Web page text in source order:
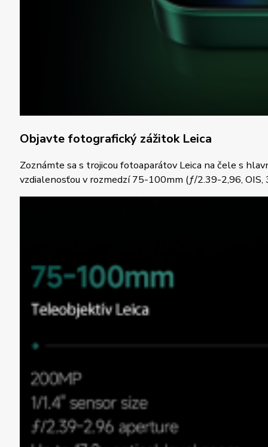
Objavte fotografický zážitok Leica
Zoznámte sa s trojicou fotoaparátov Leica na čele s
vzdialenosťou v rozmedzí 75-100mm (ƒ/2.39-2,96,